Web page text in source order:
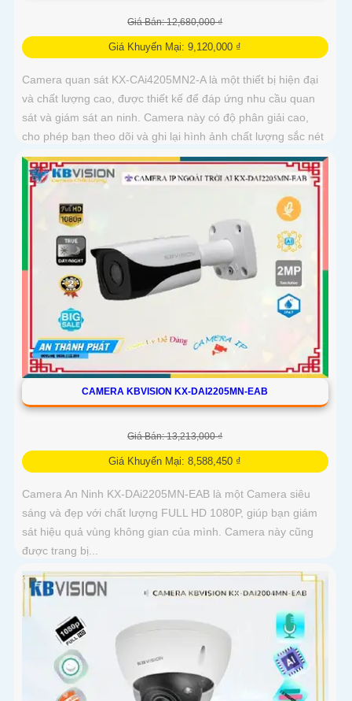
Giá Bán: 12,680,000 ₫
Giá Khuyến Mại: 9,120,000 ₫
Camera quan sát KX-CAi4205MN2-A là một thiết bị hiện đại
và chất lượng cao, được thiết kế để đáp ứng nhu cầu quan
sát và giám sát an ninh. Camera này có độ phân giải cao,
cho phép bạn theo dõi và ghi lại hình ảnh chất lượng sắc nét
CAMERA KBVISION KX-DAI2205MN-EAB
Giá Bán: 13,213,000 ₫
Giá Khuyến Mại: 8,588,450 ₫
Camera An Ninh KX-DAi2205MN-EAB là một Camera siêu
sáng và đẹp với chất lượng FULL HD 1080P, giúp bạn giám
sát hiệu quả vùng không gian của mình. Camera này cũng
được trang bị...